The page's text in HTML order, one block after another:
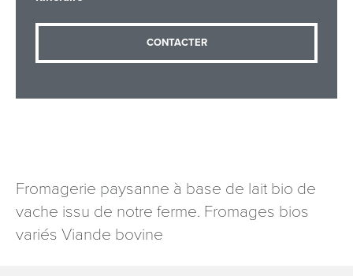
CONTACTER
Fromagerie paysanne à base de lait bio de
vache issu de notre ferme. Fromages bios
variés Viande bovine
Message*
Les informations recueillies à partir de ce formulaire sont
nécessaires au traitement de votre demande (sauf
rectification et d’opposition aux données vous concernant,